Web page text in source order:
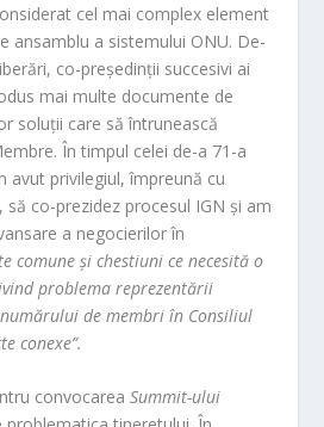
cel mai complex element
ansamblu a sistemului ONU. De-
co-președinții succesivi ai
mai multe documente de
soluții care să întrunească
În timpul celei de-a 71-a
avut privilegiul, împreună cu
să co-prezidez procesul IGN și am
a negocierilor în
comune și chestiuni ce necesită o
problema reprezentării
de membri în Consiliul
conexe”.
convocareaSummit-ului